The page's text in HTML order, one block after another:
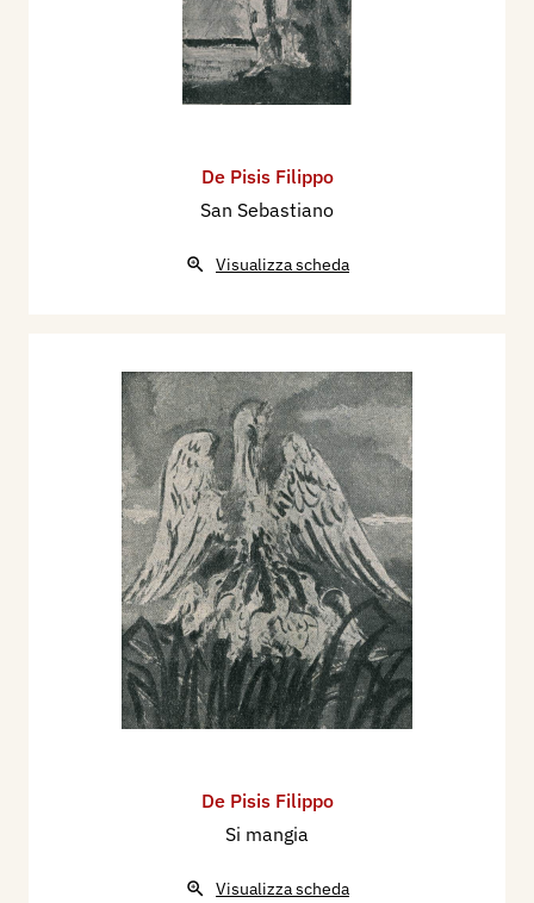
De Pisis Filippo
San Sebastiano
Visualizza scheda
De Pisis Filippo
Si mangia
Visualizza scheda